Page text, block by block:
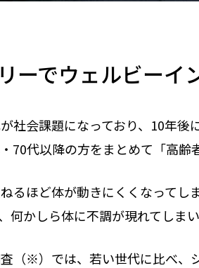
ーでウェルビーイ
社会課題になっており、10年
70代以降の方をまとめて「高
るほど体が動きにくくなって
何かしら体に不調が現れてしま
（※）では、若い世代に比べ、